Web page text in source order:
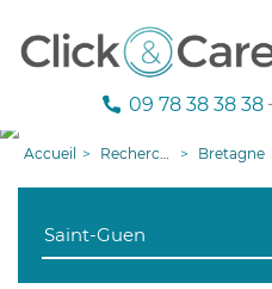
09 78 38 38 38
Accueil Recherche aide à domicile Bretagne